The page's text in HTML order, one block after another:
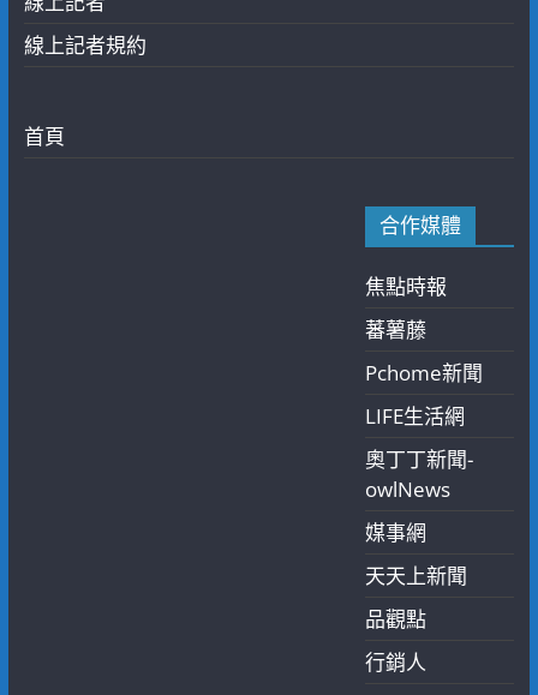
線上記者規約
首頁
合作媒體
焦點時報
蕃薯藤
Pchome新聞
LIFE生活網
奧丁丁新聞-
owlNews
媒事網
天天上新聞
品觀點
行銷人